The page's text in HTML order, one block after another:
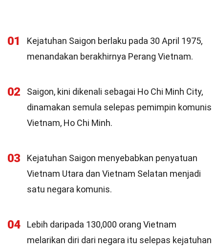
01
Kejatuhan Saigon berlaku pada 30 April 1975,
menandakan berakhirnya Perang Vietnam.
02
Saigon, kini dikenali sebagai Ho Chi Minh City,
dinamakan semula selepas pemimpin komunis
Vietnam, Ho Chi Minh.
03
Kejatuhan Saigon menyebabkan penyatuan
Vietnam Utara dan Vietnam Selatan menjadi
satu negara komunis.
04
Lebih daripada 130,000 orang Vietnam
melarikan diri dari negara itu selepas kejatuhan